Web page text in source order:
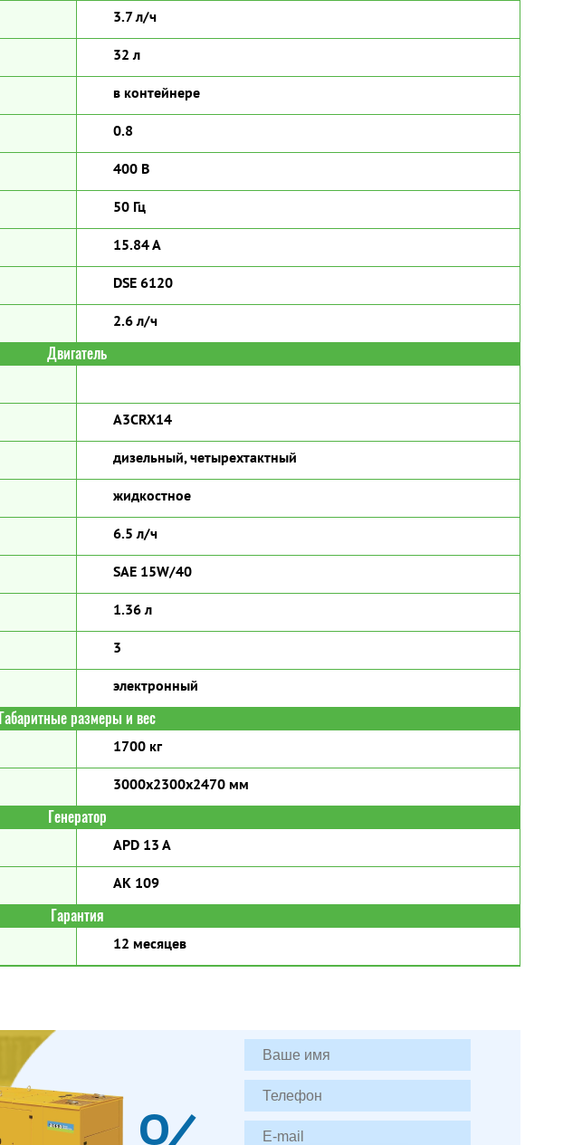
3.7 л/ч
32 л
в контейнере
0.8
400 В
50 Гц
15.84 А
DSE 6120
2.6 л/ч
Двигатель
A3CRX14
дизельный, четырехтактный
жидкостное
6.5 л/ч
SAE 15W/40
1.36 л
3
электронный
Габаритные размеры и вес
1700 кг
3000х2300х2470 мм
Генератор
APD 13 A
AK 109
Гарантия
12 месяцев